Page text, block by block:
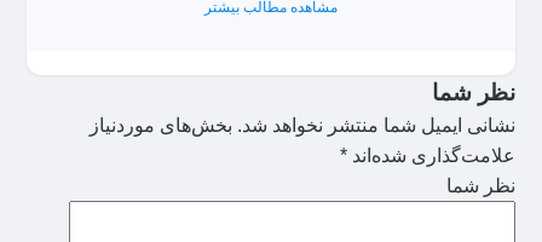
مشاهده مطالب بیشتر
نظر شما
نشانی ایمیل شما منتشر نخواهد شد. بخش‌های موردنیاز
علامت‌گذاری شده‌اند *
نظر شما